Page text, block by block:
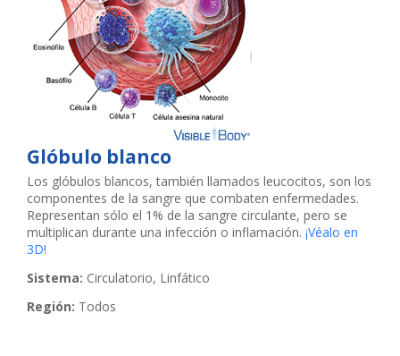
Glóbulo blanco
Los glóbulos blancos, también llamados leucocitos, son los
componentes de la sangre que combaten enfermedades.
Representan sólo el 1% de la sangre circulante, pero se
multiplican durante una infección o inflamación. ¡Véalo en
3D!
Sistema: Circulatorio, Linfático
Región: Todos